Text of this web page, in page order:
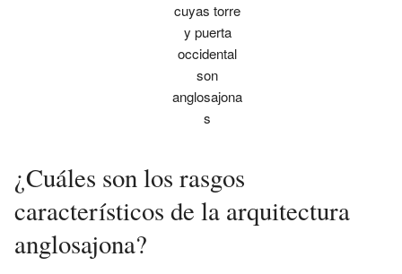
cuyas torre
y puerta
occidental
son
anglosajona
s
¿Cuáles son los rasgos
característicos de la arquitectura
anglosajona?